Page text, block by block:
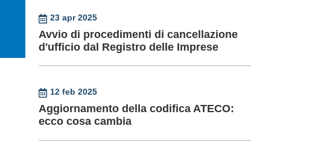
23 apr 2025
Avvio di procedimenti di cancellazione
d'ufficio dal Registro delle Imprese
12 feb 2025
Aggiornamento della codifica ATECO:
ecco cosa cambia